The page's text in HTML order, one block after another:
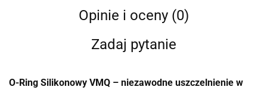
Opinie i oceny (0)
Zadaj pytanie
O-Ring Silikonowy VMQ – niezawodne uszczelnienie w